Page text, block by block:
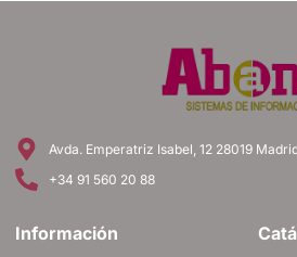
Avda. Emperatriz Isabel, 12 28019
+34 91 560 20 88
Información